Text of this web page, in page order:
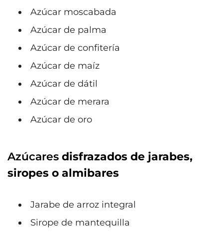
Azúcar moscabada
Azúcar de palma
Azúcar de confitería
Azúcar de maíz
Azúcar de dátil
Azúcar de merara
Azúcar de oro
Azúcares disfrazados de jarabes,
siropes o almibares
Jarabe de arroz integral
Sirope de mantequilla